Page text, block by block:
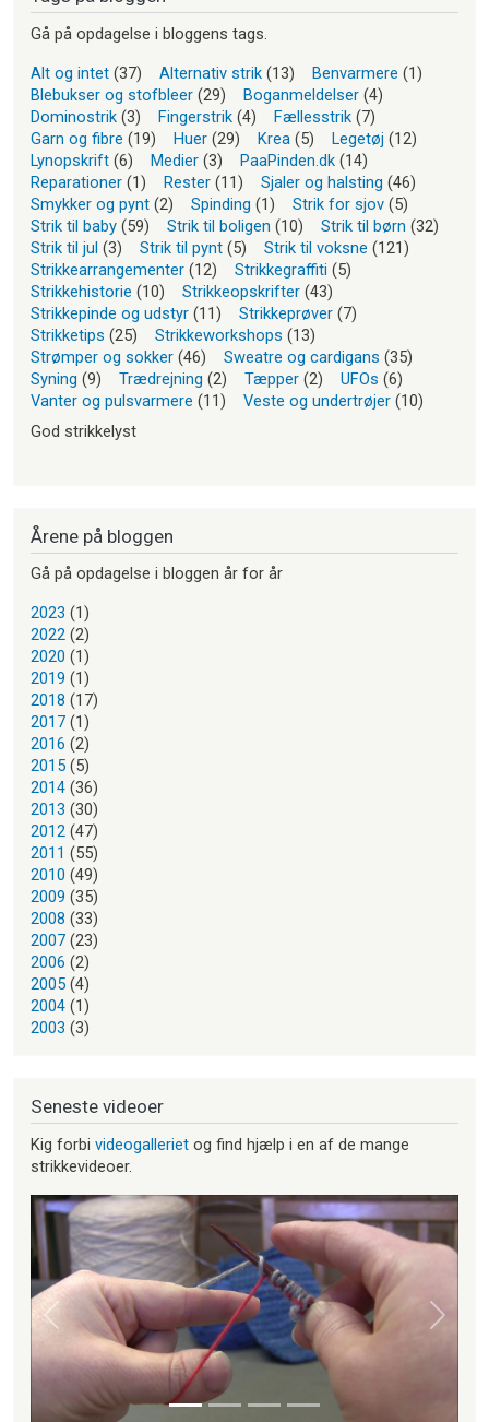
Gå på opdagelse i bloggens tags.
Alt og intet (37) Alternativ strik (13) Benvarmere (1)
Blebukser og stofbleer (29) Boganmeldelser (4)
Dominostrik (3) Fingerstrik (4) Fællesstrik (7)
Garn og fibre (19) Huer (29) Krea (5) Legetøj (12)
Lynopskrift (6) Medier (3) PaaPinden.dk (14)
Reparationer (1) Rester (11) Sjaler og halsting (46)
Smykker og pynt (2) Spinding (1) Strik for sjov (5)
Strik til baby (59) Strik til boligen (10) Strik til børn (32)
Strik til jul (3) Strik til pynt (5) Strik til voksne (121)
Strikkearrangementer (12) Strikkegraffiti (5)
Strikkehistorie (10) Strikkeopskrifter (43)
Strikkepinde og udstyr (11) Strikkeprøver (7)
Strikketips (25) Strikkeworkshops (13)
Strømper og sokker (46) Sweatre og cardigans (35)
Syning (9) Trædrejning (2) Tæpper (2) UFOs (6)
Vanter og pulsvarmere (11) Veste og undertrøjer (10)
God strikkelyst
Årene på bloggen
Gå på opdagelse i bloggen år for år
2023 (1)
2022 (2)
2020 (1)
2019 (1)
2018 (17)
2017 (1)
2016 (2)
2015 (5)
2014 (36)
2013 (30)
2012 (47)
2011 (55)
2010 (49)
2009 (35)
2008 (33)
2007 (23)
2006 (2)
2005 (4)
2004 (1)
2003 (3)
Seneste videoer
Kig forbi videogalleriet og find hjælp i en af de mange
strikkevideoer.
Forrige Næste